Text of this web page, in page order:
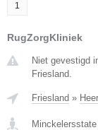
1
RugZorgKliniek
Niet gevestigd
Friesland.
Friesland »